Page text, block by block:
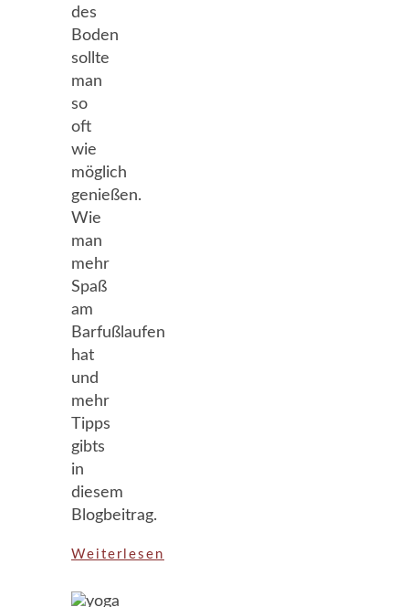
des
Boden
sollte
man
so
oft
wie
möglich
genießen.
Wie
man
mehr
Spaß
am
Barfußlaufen
hat
und
mehr
Tipps
gibts
in
diesem
Blogbeitrag.
Weiterlesen